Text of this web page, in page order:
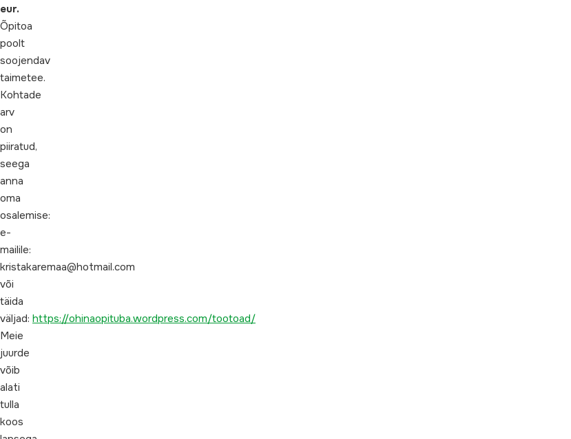
eur.
Õpitoa
poolt
soojendav
taimetee.
Kohtade
arv
on
piiratud,
seega
anna
oma
osalemise:
e-
mailile:
kristakaremaa@hotmail.com
või
täida
väljad: https://ohinaopituba.wordpress.com/tootoad/
Meie
juurde
võib
alati
tulla
koos